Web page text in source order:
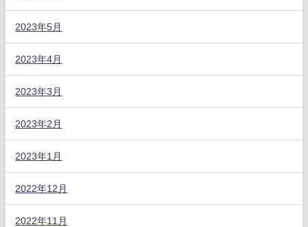
2023年5月
2023年4月
2023年3月
2023年2月
2023年1月
2022年12月
2022年11月